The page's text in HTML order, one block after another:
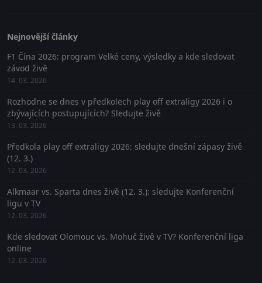
Nejnovější články
F1 Čína 2026: program Velké ceny, výsledky a kde sledovat
závod živě
14. 03. 2026
Rozhodne se dnes v předkolech play off extraligy 2026 i o
zbývajících postupujících? Sledujte živě
13. 03. 2026
Předkola play off extraligy 2026: sledujte dnešní zápasy živě
(12. 3.)
12. 03. 2026
Alkmaar vs. Sparta dnes živě (12. 3.): sledujte Konferenční
ligu v TV
12. 03. 2026
Kde sledovat Olomouc vs. Mohuč živě v TV? Konferenční liga
online
12. 03. 2026